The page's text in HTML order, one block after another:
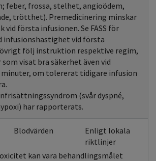
feber, frossa, stelhet, angioödem,
trötthet). Premedicinering minskar
vid första infusionen. Se FASS för
infusionshastighet vid första
följ instruktion respektive regim,
visat bra säkerhet även vid
minuter, om tolererat tidigare infusion
(svår dyspné,
har rapporterats.
Blodvärden
Enligt lokala
riktlinjer
kan vara behandlingsmålet